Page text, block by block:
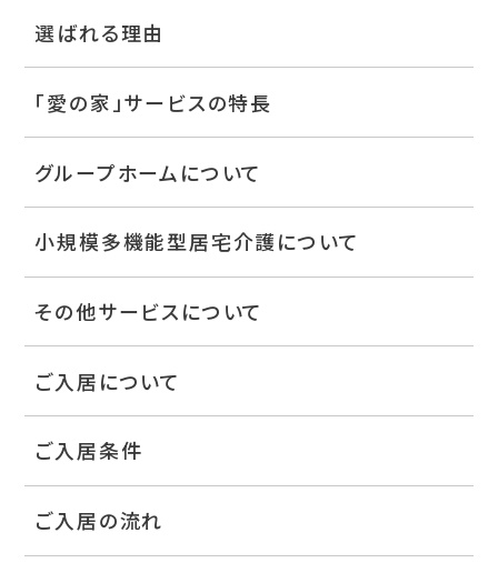
選ばれる理由
「愛の家」サービスの特長
グループホームについて
小規模多機能型居宅介護について
その他サービスについて
ご入居について
ご入居条件
ご入居の流れ